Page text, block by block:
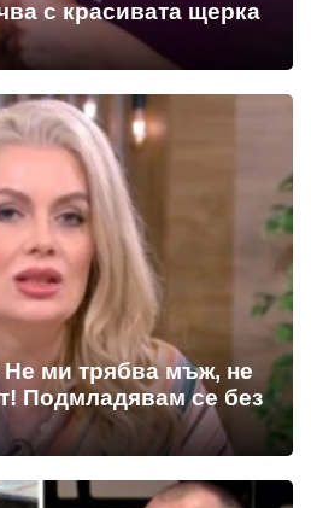
с красивата щерка
Не ми трябва мъж, не
Подмладявам се без